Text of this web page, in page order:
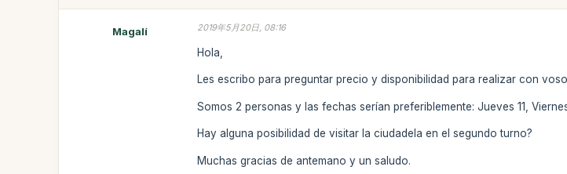
Magalí 2019年5月20日, 08:16
Hola,
Les escribo para preguntar precio y disponibilidad para realizar con
Somos 2 personas y las fechas serían preferiblemente: Jueves 11,
Hay alguna posibilidad de visitar la ciudadela en el segundo turno?
Muchas gracias de antemano y un saludo.